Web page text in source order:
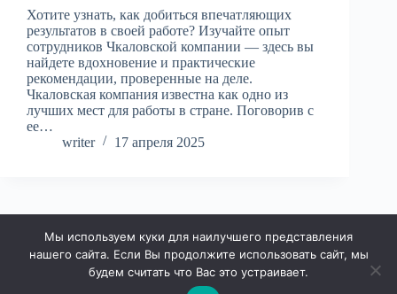
Хотите узнать, как добиться впечатляющих
результатов в своей работе? Изучайте опыт
сотрудников Чкаловской компании — здесь вы
найдете вдохновение и практические
рекомендации, проверенные на деле.
Чкаловская компания известна как одно из
лучших мест для работы в стране. Поговорив с
ее…
writer
17 апреля 2025
Мы используем куки для наилучшего представления
нашего сайта. Если Вы продолжите использовать сайт, мы
будем считать что Вас это устраивает.